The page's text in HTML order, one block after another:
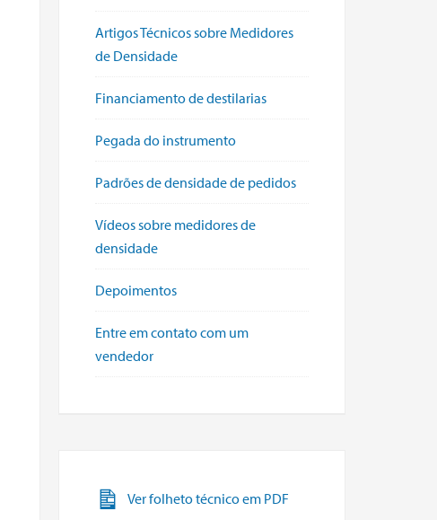
Artigos Técnicos sobre Medidores
de Densidade
Financiamento de destilarias
Pegada do instrumento
Padrões de densidade de pedidos
Vídeos sobre medidores de
densidade
Depoimentos
Entre em contato com um
vendedor
Ver folheto técnico em PDF